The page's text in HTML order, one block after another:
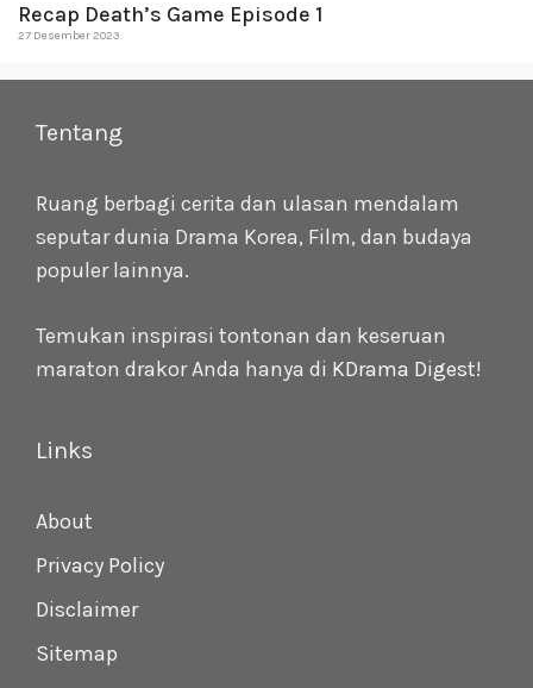
Recap Death’s Game Episode 1
27 Desember 2023
Tentang
Ruang berbagi cerita dan ulasan mendalam
seputar dunia Drama Korea, Film, dan budaya
populer lainnya.
Temukan inspirasi tontonan dan keseruan
maraton drakor Anda hanya di KDrama Digest!
Links
About
Privacy Policy
Disclaimer
Sitemap